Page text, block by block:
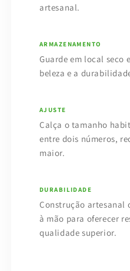
artesanal.
ARMAZENAMENTO
Guarde em local seco
beleza e a
AJUSTE
Calça o tamanho
entre dois números,
maior.
DURABILIDADE
Construção artesanal
à mão para oferecer
qualidade superior.